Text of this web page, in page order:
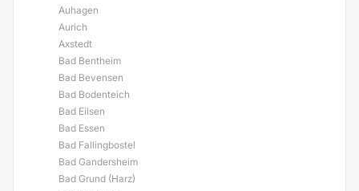
Auhagen
Aurich
Axstedt
Bad Bentheim
Bad Bevensen
Bad Bodenteich
Bad Eilsen
Bad Essen
Bad Fallingbostel
Bad Gandersheim
Bad Grund (Harz)